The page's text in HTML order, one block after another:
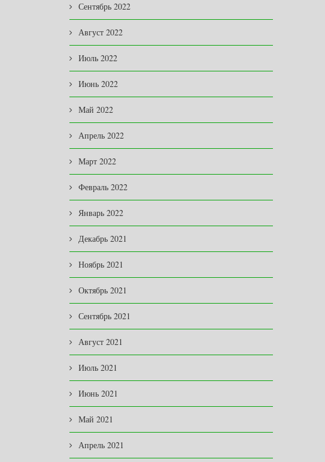
Сентябрь 2022
Август 2022
Июль 2022
Июнь 2022
Май 2022
Апрель 2022
Март 2022
Февраль 2022
Январь 2022
Декабрь 2021
Ноябрь 2021
Октябрь 2021
Сентябрь 2021
Август 2021
Июль 2021
Июнь 2021
Май 2021
Апрель 2021